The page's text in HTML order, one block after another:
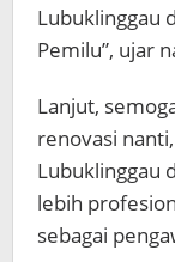
Lubuklinggau
Pemilu”, ujar
Lanjut,
renovasi
Lubuklinggau
lebih
sebagai